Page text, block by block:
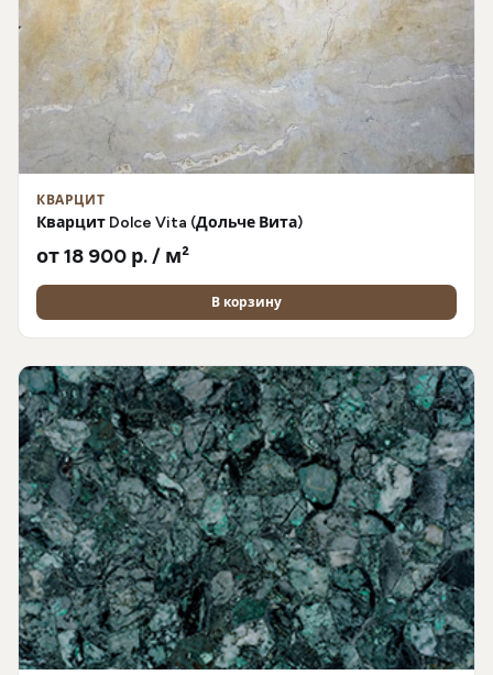
КВАРЦИТ
Кварцит Dolce Vita (Дольче Вита)
от 18 900 р. / м²
В корзину